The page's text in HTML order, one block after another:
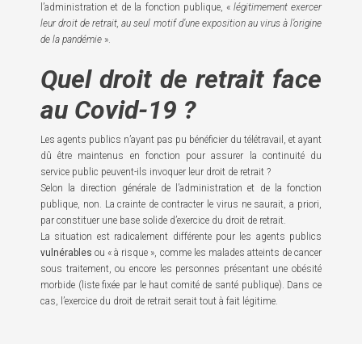
l’administration et de la fonction publique, « légitimement exercer
leur droit de retrait, au seul motif d’une exposition au virus à l’origine
de la pandémie ».
Quel droit de retrait face
au Covid-19 ?
Les agents publics n’ayant pas pu bénéficier du télétravail, et ayant
dû être maintenus en fonction pour assurer la continuité du
service public peuvent-ils invoquer leur droit de retrait ?
Selon la direction générale de l’administration et de la fonction
publique, non. La crainte de contracter le virus ne saurait, a priori,
par constituer une base solide d’exercice du droit de retrait.
La situation est radicalement différente pour les agents publics
vulnérables ou « à risque », comme les malades atteints de cancer
sous traitement, ou encore les personnes présentant une obésité
morbide (liste fixée par le haut comité de santé publique). Dans ce
cas, l’exercice du droit de retrait serait tout à fait légitime.